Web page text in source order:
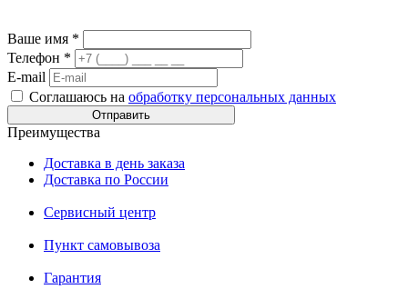
Ваше имя *
Телефон *
E-mail
Соглашаюсь на обработку персональных данных
Преимущества
Доставка в день заказа
Доставка по России
Сервисный центр
Пункт самовывоза
Гарантия